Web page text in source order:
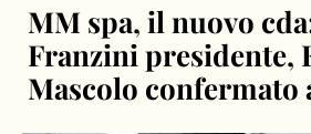
MM spa, il nuovo
Franzini presidente,
Mascolo confermato